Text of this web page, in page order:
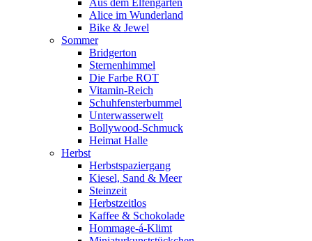
Aus dem Elfengarten
Alice im Wunderland
Bike & Jewel
Sommer
Bridgerton
Sternenhimmel
Die Farbe ROT
Vitamin-Reich
Schuhfensterbummel
Unterwasserwelt
Bollywood-Schmuck
Heimat Halle
Herbst
Herbstspaziergang
Kiesel, Sand & Meer
Steinzeit
Herbstzeitlos
Kaffee & Schokolade
Hommage-á-Klimt